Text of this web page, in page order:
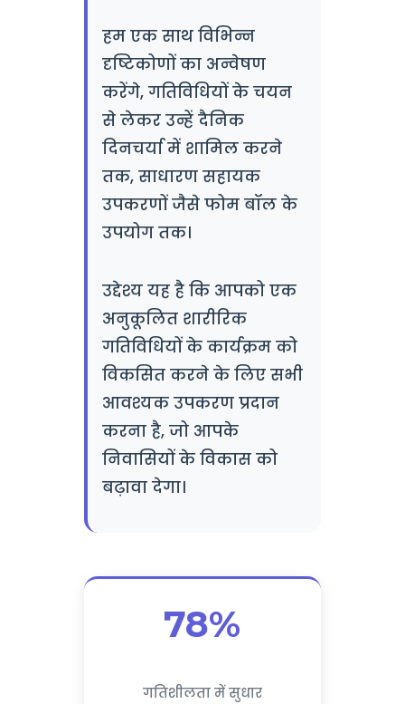
हम एक साथ विभिन्न
दृष्टिकोणों का अन्वेषण
करेंगे, गतिविधियों के चयन
से लेकर उन्हें दैनिक
दिनचर्या में शामिल करने
तक, साधारण सहायक
उपकरणों जैसे फोम बॉल के
उपयोग तक।
उद्देश्य यह है कि आपको एक
अनुकूलित शारीरिक
गतिविधियों के कार्यक्रम को
विकसित करने के लिए सभी
आवश्यक उपकरण प्रदान
करना है, जो आपके
निवासियों के विकास को
बढ़ावा देगा।
78%
गतिशीलता में सुधार